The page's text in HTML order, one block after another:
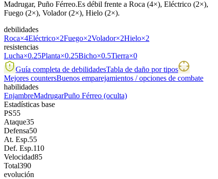
Madrugar, Puño Férreo.Es débil frente a Roca (4×), Eléctrico (2×),
Fuego (2×), Volador (2×), Hielo (2×).
debilidades
Roca×4Eléctrico×2Fuego×2Volador×2Hielo×2
resistencias
Lucha×0.25Planta×0.25Bicho×0.5Tierra×0
Guía completa de debilidadesTabla de daño por tipos
Mejores countersBuenos emparejamientos / opciones de combate
habilidades
EnjambreMadrugarPuño Férreo (oculta)
Estadísticas base
PS55
Ataque35
Defensa50
At. Esp.55
Def. Esp.110
Velocidad85
Total390
evolución